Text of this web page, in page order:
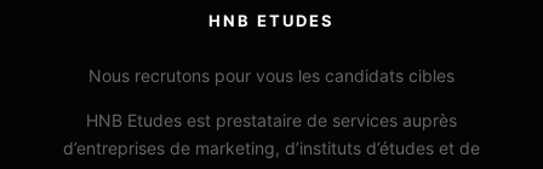
HNB ETUDES
Nous recrutons pour vous les candidats cibles
HNB Etudes est prestataire de services auprès
d’entreprises de marketing, d’instituts d’études et de